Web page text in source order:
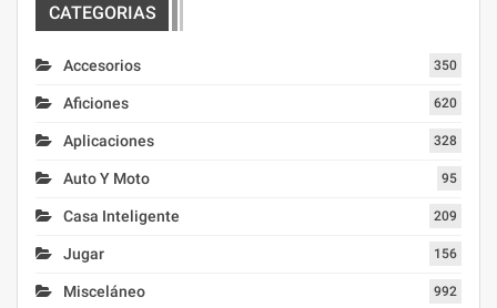
CATEGORIAS
Accesorios 350
Aficiones 620
Aplicaciones 328
Auto Y Moto 95
Casa Inteligente 209
Jugar 156
Misceláneo 992